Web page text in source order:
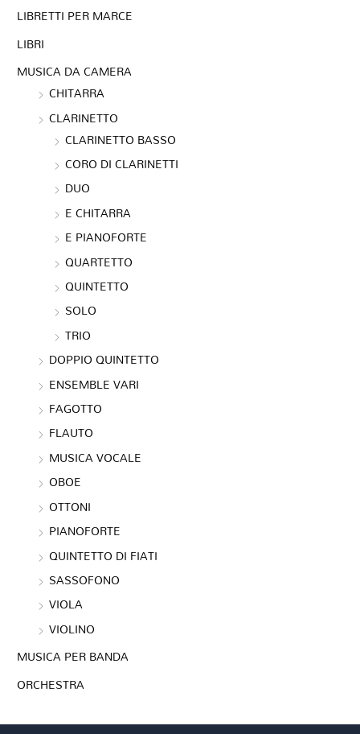
LIBRETTI PER MARCE
LIBRI
MUSICA DA CAMERA
CHITARRA
CLARINETTO
CLARINETTO BASSO
CORO DI CLARINETTI
DUO
E CHITARRA
E PIANOFORTE
QUARTETTO
QUINTETTO
SOLO
TRIO
DOPPIO QUINTETTO
ENSEMBLE VARI
FAGOTTO
FLAUTO
MUSICA VOCALE
OBOE
OTTONI
PIANOFORTE
QUINTETTO DI FIATI
SASSOFONO
VIOLA
VIOLINO
MUSICA PER BANDA
ORCHESTRA